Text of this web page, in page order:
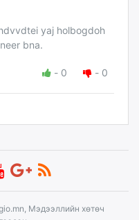
yaj holbogdoh
bna.
- 0 - 0
Мэдээллийн хөтөч